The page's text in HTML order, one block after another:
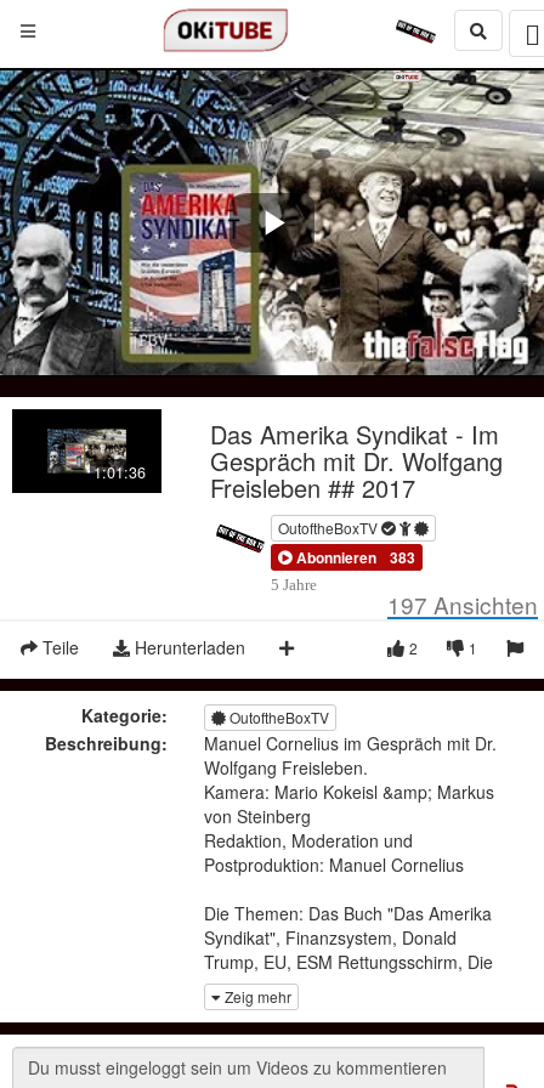
Play
Video
1:01:36
Das Amerika Syndikat - Im
Gespräch mit Dr. Wolfgang
Freisleben ## 2017
OutoftheBoxTV
Abonnieren 383
5 Jahre
197 Ansichten
Teile Herunterladen 1
2
Kategorie: OutoftheBoxTV
Beschreibung:
Manuel Cornelius im Gespräch mit Dr.
Wolfgang Freisleben.
Kamera: Mario Kokeisl &amp; Markus
von Steinberg
Redaktion, Moderation und
Postproduktion: Manuel Cornelius
Die Themen: Das Buch "Das Amerika
Syndikat", Finanzsystem, Donald
Trump, EU, ESM Rettungsschirm, Die
Österreichische Schule der
Sozialökonomie, Ukraine, Die Medien
gestern und heute.
Dr. Freisleben ist ein Österreichisches
Zeig mehr